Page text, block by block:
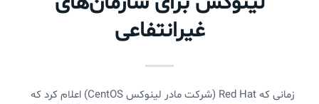
غیرانتفاعی
زمانی که Red Hat (شرکت مادر لینوکس CentOS) اعلام کرد که